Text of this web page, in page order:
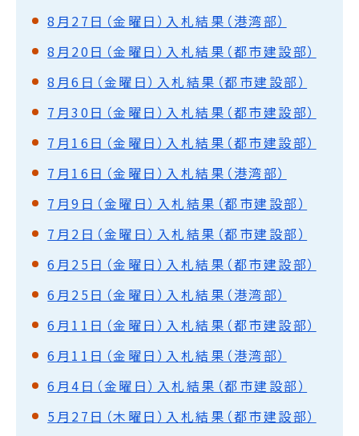
8月27日（金曜日）入札結果（港湾部）
8月20日（金曜日）入札結果（都市建設部）
8月6日（金曜日）入札結果（都市建設部）
7月30日（金曜日）入札結果（都市建設部）
7月16日（金曜日）入札結果（都市建設部）
7月16日（金曜日）入札結果（港湾部）
7月9日（金曜日）入札結果（都市建設部）
7月2日（金曜日）入札結果（都市建設部）
6月25日（金曜日）入札結果（都市建設部）
6月25日（金曜日）入札結果（港湾部）
6月11日（金曜日）入札結果（都市建設部）
6月11日（金曜日）入札結果（港湾部）
6月4日（金曜日）入札結果（都市建設部）
5月27日（木曜日）入札結果（都市建設部）